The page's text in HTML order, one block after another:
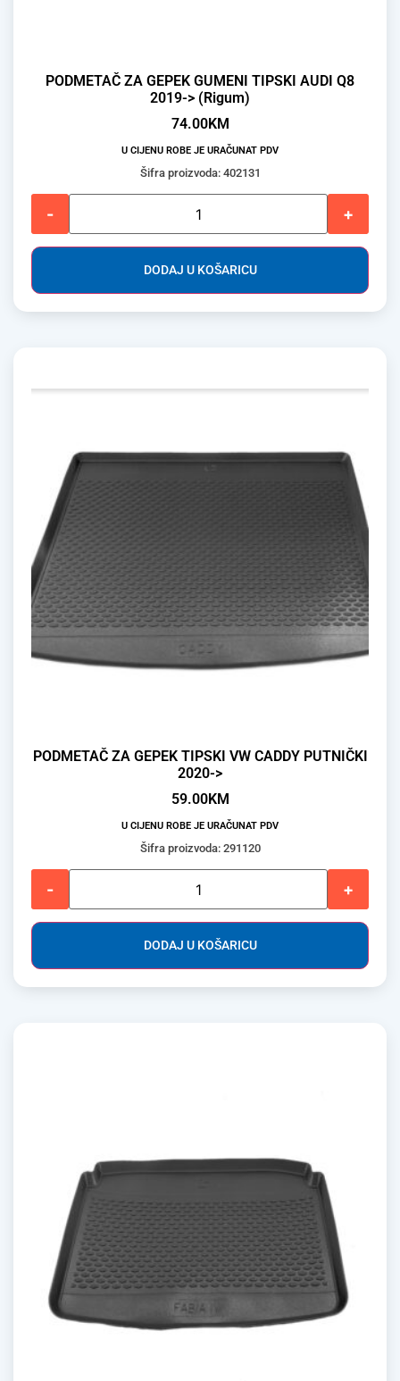
PODMETAČ ZA GEPEK GUMENI TIPSKI AUDI Q8
2019-> (Rigum)
74.00KM
U CIJENU ROBE JE URAČUNAT PDV
Šifra proizvoda: 402131
- +
DODAJ U KOŠARICU
PODMETAČ ZA GEPEK TIPSKI VW CADDY PUTNIČKI
2020->
59.00KM
U CIJENU ROBE JE URAČUNAT PDV
Šifra proizvoda: 291120
- +
DODAJ U KOŠARICU